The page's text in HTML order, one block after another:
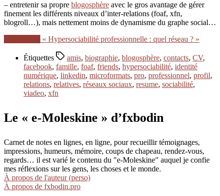
– entretenir sa propre blogosphère avec le gros avantage de gérer
finement les différents niveaux d’inter-relations (foaf, xfn,
blogroll…), mais nettement moins de dynamisme du graphe social…
« Hypersociabilité professionnelle : quel réseau ? »
Étiquettes amis, biographie, blogosphère, contacts, CV,
facebook, famille, foaf, friends, hypersociabilité, identité
numérique, linkedin, microformats, pro, professionnel, profil,
relations, relatives, réseaux sociaux, resume, sociabilité,
viadeo, xfn
Le « e-Moleskine » d’fxbodin
Carnet de notes en lignes, en ligne, pour recueillir témoignages,
impressions, humeurs, mémoire, coups de chapeau, rendez-vous,
regards… il est varié le contenu du "e-Moleskine" auquel je confie
mes réflexions sur les gens, les choses et le monde.
À propos de l'auteur (perso)
À propos de fxbodin.pro